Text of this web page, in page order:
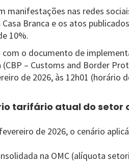
manifestações nas redes
Branca e os atos
10%.
com o documento de
(CBP – Customs and Border
de 2026, às 12h01 (horário
tarifário atual do setor
de 2026, o cenário
na OMC (alíquota